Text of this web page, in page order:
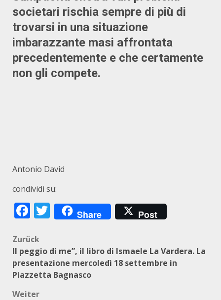
societari rischia sempre di più di
trovarsi in una situazione
imbarazzante masi affrontata
precedentemente e che certamente
non gli compete.
Antonio David
condividi su:
Facebook
Twitter
Share Post
Beitragsnavigation
Zurück
Il peggio di me”, il libro di Ismaele La Vardera. La
presentazione mercoledì 18 settembre in
Piazzetta Bagnasco
Weiter